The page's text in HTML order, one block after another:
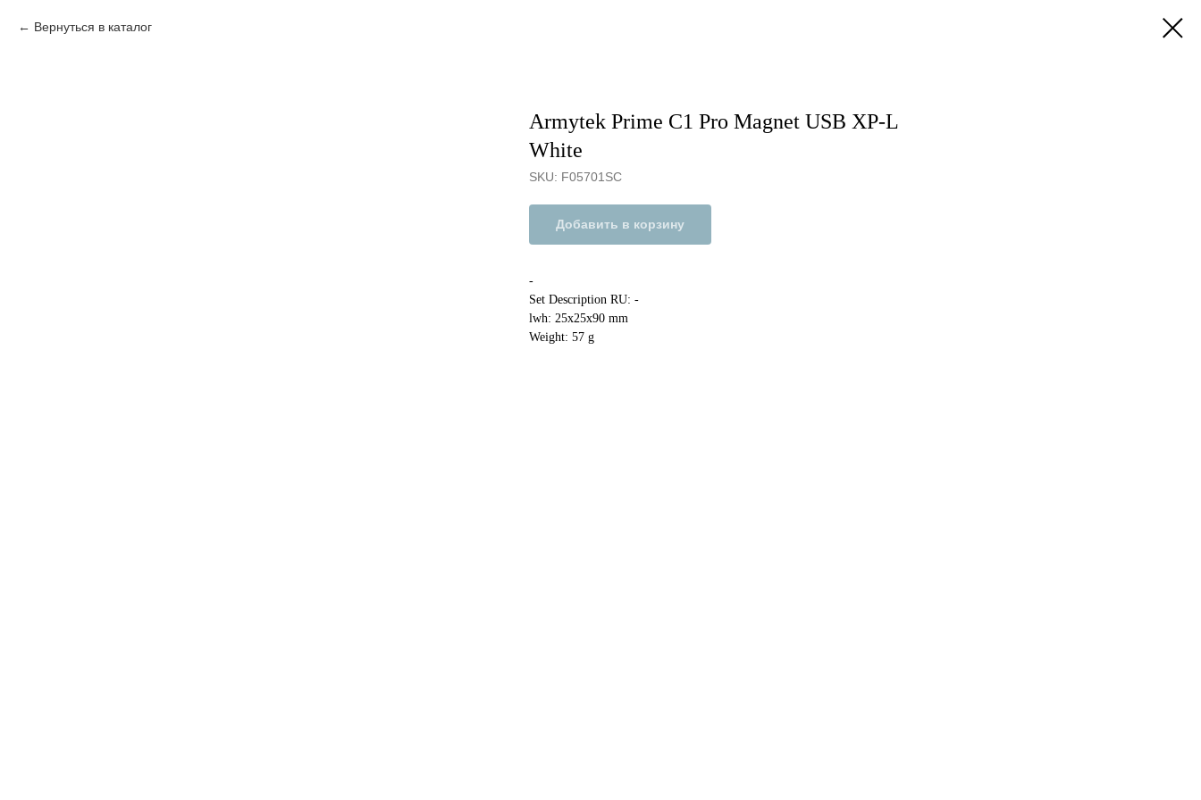
Вернуться в каталог
Armytek Prime C1 Pro Magnet USB XP-L
White
SKU: F05701SC
Добавить в корзину
-
Set Description RU: -
lwh: 25x25x90 mm
Weight: 57 g